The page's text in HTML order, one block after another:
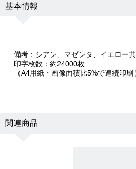
基本情報
備考：シアン、マゼンタ、イエロー
印字枚数：約24000枚
（A4用紙・画像面積比5%で連続印
関連商品